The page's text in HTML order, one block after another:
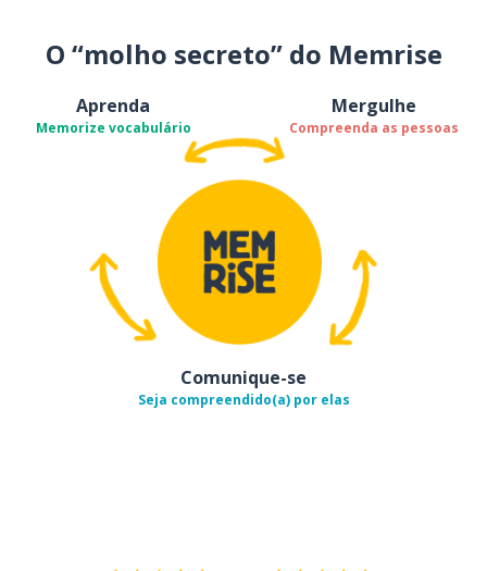
O “molho secreto” do Memrise
Aprenda
Memorize vocabulário
Mergulhe
Compreenda as pessoas
Comunique-se
Seja compreendido(a) por elas